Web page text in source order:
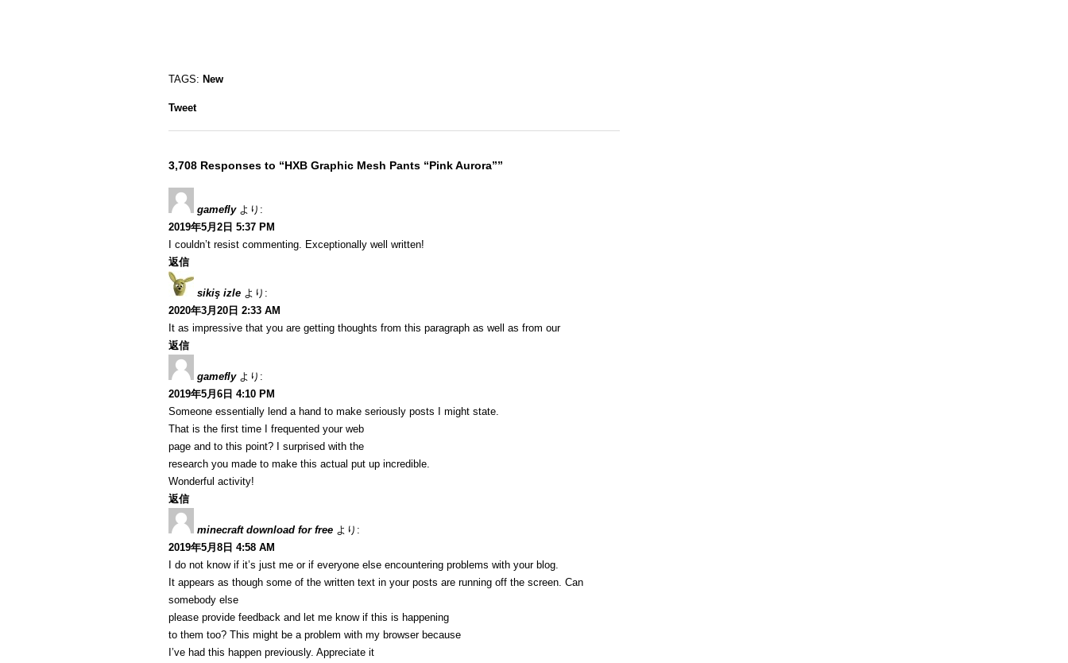
TAGS: New
Tweet
3,708 Responses to “HXB Graphic Mesh Pants “Pink Aurora””
gamefly より:
2019年5月2日 5:37 PM
I couldn’t resist commenting. Exceptionally well written!
返信
sikiş izle より:
2020年3月20日 2:33 AM
It as impressive that you are getting thoughts from this paragraph as well as from our
返信
gamefly より:
2019年5月6日 4:10 PM
Someone essentially lend a hand to make seriously posts I might state.
That is the first time I frequented your web
page and to this point? I surprised with the
research you made to make this actual put up incredible.
Wonderful activity!
返信
minecraft download for free より:
2019年5月8日 4:58 AM
I do not know if it’s just me or if everyone else encountering problems with your blog.
It appears as though some of the written text in your posts are running off the screen. Can
somebody else
please provide feedback and let me know if this is happening
to them too? This might be a problem with my browser because
I’ve had this happen previously. Appreciate it